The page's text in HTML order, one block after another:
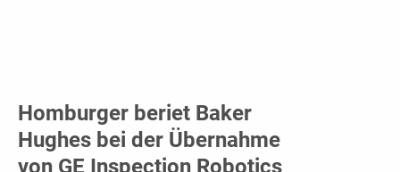
Homburger beriet Baker
Hughes bei der Übernahme
von GE Inspection Robotics